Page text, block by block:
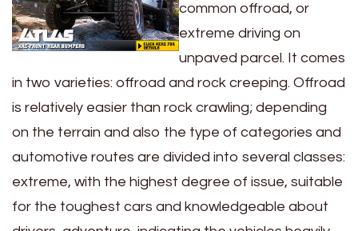
common offroad, or
extreme driving on
unpaved parcel. It comes
in two varieties: offroad and rock creeping. Offroad
is relatively easier than rock crawling; depending
on the terrain and also the type of categories and
automotive routes are divided into several classes:
extreme, with the highest degree of issue, suitable
for the toughest cars and knowledgeable about